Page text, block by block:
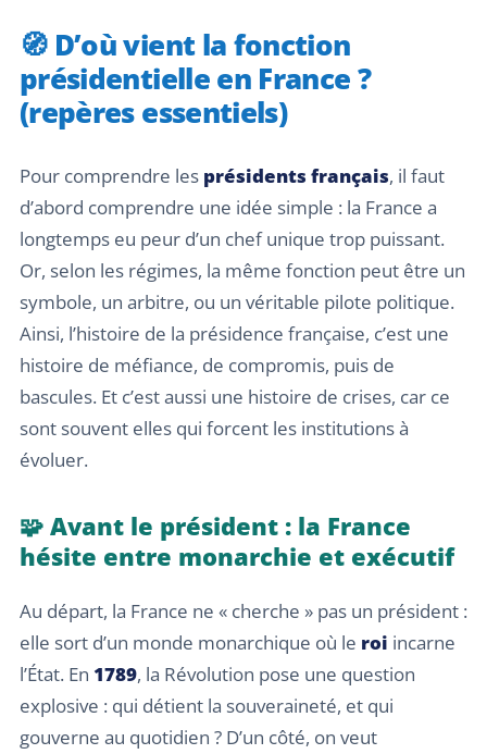
🧭 D’où vient la fonction
présidentielle en France ?
(repères essentiels)
Pour comprendre les présidents français, il faut
d’abord comprendre une idée simple : la France a
longtemps eu peur d’un chef unique trop puissant.
Or, selon les régimes, la même fonction peut être un
symbole, un arbitre, ou un véritable pilote politique.
Ainsi, l’histoire de la présidence française, c’est une
histoire de méfiance, de compromis, puis de
bascules. Et c’est aussi une histoire de crises, car ce
sont souvent elles qui forcent les institutions à
évoluer.
🧩 Avant le président : la France
hésite entre monarchie et exécutif
Au départ, la France ne « cherche » pas un président :
elle sort d’un monde monarchique où le roi incarne
l’État. En 1789, la Révolution pose une question
explosive : qui détient la souveraineté, et qui
gouverne au quotidien ? D’un côté, on veut